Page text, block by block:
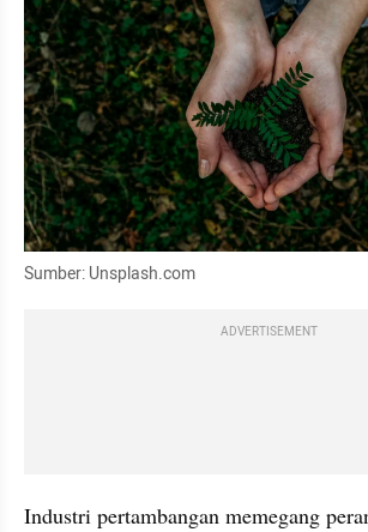
Sumber: Unsplash.com
ADVERTISEMENT
Industri pertambangan memegang